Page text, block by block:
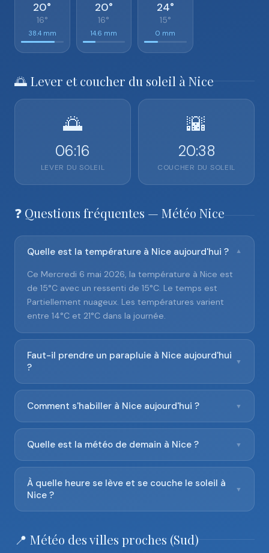
20°
16°
38.4 mm
20°
16°
14.6 mm
24°
15°
0 mm
🌅 Lever et coucher du soleil à Nice
🌅
06:16
LEVER DU SOLEIL
🌇
20:38
COUCHER DU SOLEIL
❓ Questions fréquentes — Météo Nice
Quelle est la température à Nice aujourd'hui ? ▼
Ce Mercredi 6 mai 2026, la température à Nice est
de 15°C avec un ressenti de 15°C. Le temps est
Partiellement nuageux. Les températures varient
entre 14°C et 21°C dans la journée.
Faut-il prendre un parapluie à Nice aujourd'hui
?
▼
Comment s'habiller à Nice aujourd'hui ? ▼
Quelle est la météo de demain à Nice ? ▼
À quelle heure se lève et se couche le soleil à
Nice ?
▼
📍 Météo des villes proches (Sud)